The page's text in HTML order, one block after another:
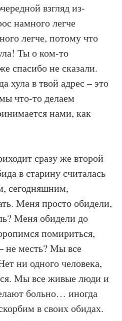
взгляд из-
намного легче
легче, потому что
Ты о ком-то
спасибо не сказали.
хула в твой адрес – это
что-то делаем
нами, как
сразу же второй
в старину считалась
сегодняшним,
Меня просто обидели,
Меня обидели до
помириться,
не месть? Мы все
ни одного человека,
Мы все живые люди и
больно… иногда
в своих обидах.